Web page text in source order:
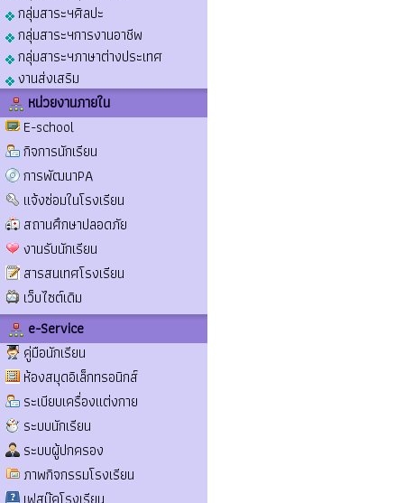
กลุ่มสาระฯศิลปะ
กลุ่มสาระฯการงานอาชีพ
กลุ่มสาระฯภาษาต่างประเทศ
งานส่งเสริม
หน่วยงานภายใน
E-school
กิจการนักเรียน
การพัฒนาPA
แจ้งซ่อมในโรงเรียน
สถานศึกษาปลอดภัย
งานรับนักเรียน
สารสนเทศโรงเรียน
เว็บไซต์เดิม
e-Service
คู่มือนักเรียน
ห้องสมุดอิเล็กทรอนิกส์
ระเบียบเครื่องแต่งกาย
ระบบนักเรียน
ระบบผู้ปกครอง
ภาพกิจกรรมโรงเรียน